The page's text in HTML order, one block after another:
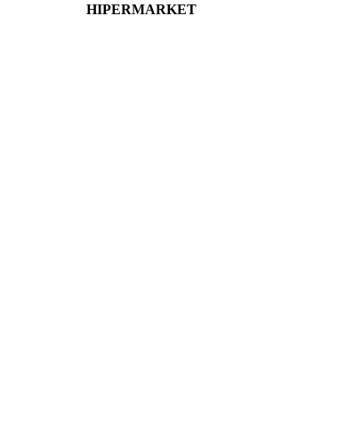
HIPERMARKET